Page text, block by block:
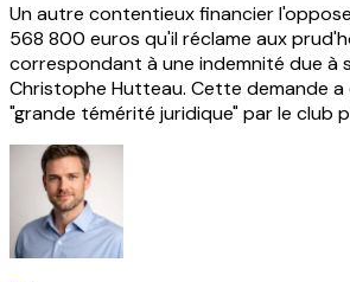
Un autre contentieux financier
568 800 euros qu'il réclame aux
correspondant à une indemnité due à
Christophe Hutteau. Cette demande a
"grande témérité juridique" par le club